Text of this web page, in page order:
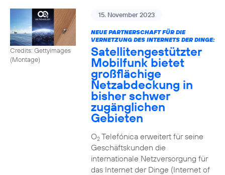
Credits: Gettyimages
(Montage)
15. November 2023
NEUE PARTNERSCHAFT FÜR DIE
VERNETZUNG DES INTERNETS DER DINGE:
Satellitengestützter
Mobilfunk bietet
großflächige
Netzabdeckung in
bisher schwer
zugänglichen
Gebieten
O2Telefónica erweitert für seine
Geschäftskunden die
internationale Netzversorgung für
das Internet der Dinge (Internet of